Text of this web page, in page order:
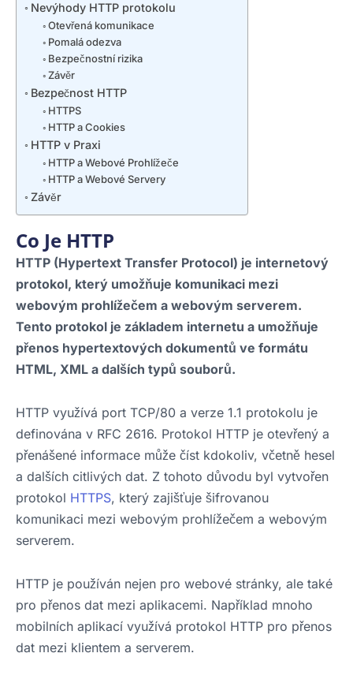
Nevýhody HTTP protokolu
Otevřená komunikace
Pomalá odezva
Bezpečnostní rizika
Závěr
Bezpečnost HTTP
HTTPS
HTTP a Cookies
HTTP v Praxi
HTTP a Webové Prohlížeče
HTTP a Webové Servery
Závěr
Co Je HTTP
HTTP (Hypertext Transfer Protocol) je internetový
protokol, který umožňuje komunikaci mezi
webovým prohlížečem a webovým serverem.
Tento protokol je základem internetu a umožňuje
přenos hypertextových dokumentů ve formátu
HTML, XML a dalších typů souborů.
HTTP využívá port TCP/80 a verze 1.1 protokolu je
definována v RFC 2616. Protokol HTTP je otevřený a
přenášené informace může číst kdokoliv, včetně hesel
a dalších citlivých dat. Z tohoto důvodu byl vytvořen
protokol HTTPS, který zajišťuje šifrovanou
komunikaci mezi webovým prohlížečem a webovým
serverem.
HTTP je používán nejen pro webové stránky, ale také
pro přenos dat mezi aplikacemi. Například mnoho
mobilních aplikací využívá protokol HTTP pro přenos
dat mezi klientem a serverem.